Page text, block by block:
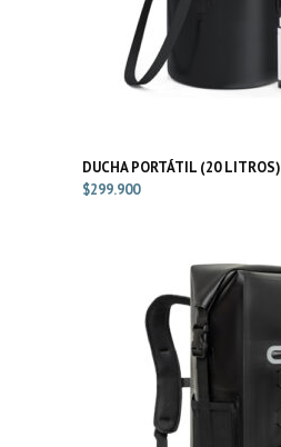
DUCHA PORTÁTIL (20 LITROS)
$299.900